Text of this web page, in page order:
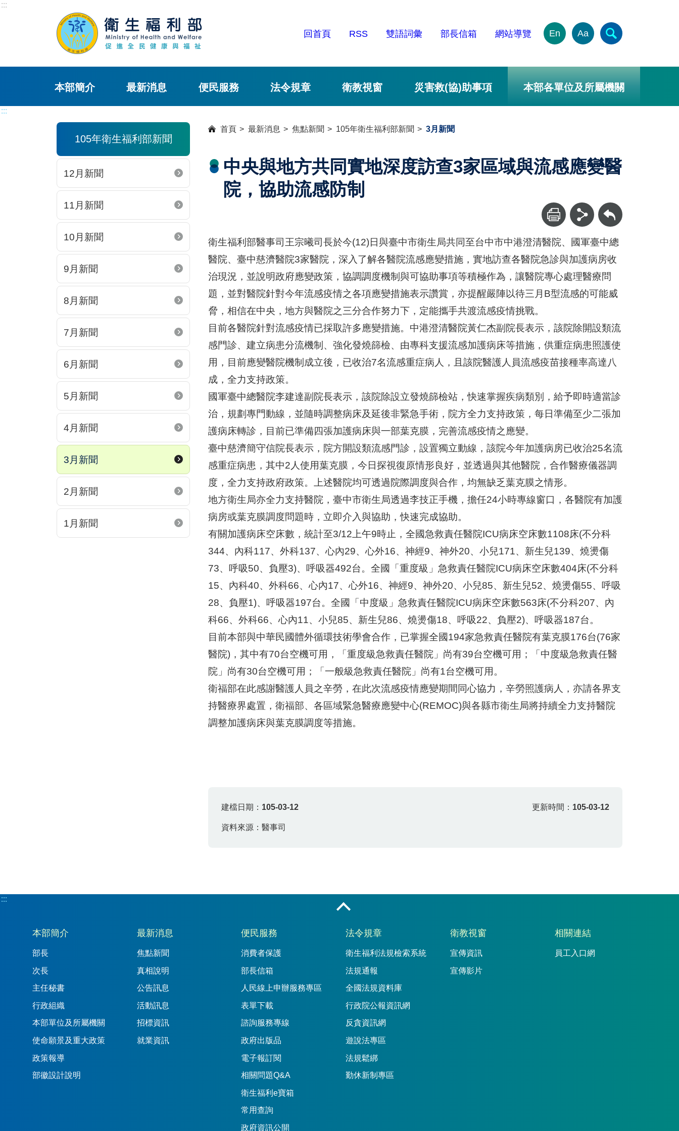
:::
回首頁 RSS 雙語詞彙 部長信箱 網站導覽 En Aa
本部簡介 最新消息 便民服務 法令規章 衛教視窗 災害救(協)助事項 本部各單位及所屬機關
:::
105年衛生福利部新聞
12月新聞
11月新聞
10月新聞
9月新聞
8月新聞
7月新聞
6月新聞
5月新聞
4月新聞
3月新聞
2月新聞
1月新聞
首頁 最新消息 焦點新聞 105年衛生福利部新聞 3月新聞
中央與地方共同實地深度訪查3家區域與流感應變醫
院，協助流感防制
回上一頁
衛生福利部醫事司王宗曦司長於今(12)日與臺中市衛生局共同至台中市中港澄清醫院、國軍臺中總
醫院、臺中慈濟醫院3家醫院，深入了解各醫院流感應變措施，實地訪查各醫院急診與加護病房收
治現況，並說明政府應變政策，協調調度機制與可協助事項等積極作為，讓醫院專心處理醫療問
題，並對醫院針對今年流感疫情之各項應變措施表示讚賞，亦提醒嚴陣以待三月B型流感的可能威
脅，相信在中央，地方與醫院之三分合作努力下，定能攜手共渡流感疫情挑戰。
目前各醫院針對流感疫情已採取許多應變措施。中港澄清醫院黃仁杰副院長表示，該院除開設類流
感門診、建立病患分流機制、強化發燒篩檢、由專科支援流感加護病床等措施，供重症病患照護使
用，目前應變醫院機制成立後，已收治7名流感重症病人，且該院醫護人員流感疫苗接種率高達八
成，全力支持政策。
國軍臺中總醫院李建達副院長表示，該院除設立發燒篩檢站，快速掌握疾病類別，給予即時適當診
治，規劃專門動線，並隨時調整病床及延後非緊急手術，院方全力支持政策，每日準備至少二張加
護病床轉診，目前已準備四張加護病床與一部葉克膜，完善流感疫情之應變。
臺中慈濟簡守信院長表示，院方開設類流感門診，設置獨立動線，該院今年加護病房已收治25名流
感重症病患，其中2人使用葉克膜，今日探視復原情形良好，並透過與其他醫院，合作醫療儀器調
度，全力支持政府政策。上述醫院均可透過院際調度與合作，均無缺乏葉克膜之情形。
地方衛生局亦全力支持醫院，臺中市衛生局透過李技正手機，擔任24小時專線窗口，各醫院有加護
病房或葉克膜調度問題時，立即介入與協助，快速完成協助。
有關加護病床空床數，統計至3/12上午9時止，全國急救責任醫院ICU病床空床數1108床(不分科
344、內科117、外科137、心內29、心外16、神經9、神外20、小兒171、新生兒139、燒燙傷
73、呼吸50、負壓3)、呼吸器492台。全國「重度級」急救責任醫院ICU病床空床數404床(不分科
15、內科40、外科66、心內17、心外16、神經9、神外20、小兒85、新生兒52、燒燙傷55、呼吸
28、負壓1)、呼吸器197台。全國「中度級」急救責任醫院ICU病床空床數563床(不分科207、內
科66、外科66、心內11、小兒85、新生兒86、燒燙傷18、呼吸22、負壓2)、呼吸器187台。
目前本部與中華民國體外循環技術學會合作，已掌握全國194家急救責任醫院有葉克膜176台(76家
醫院)，其中有70台空機可用，「重度級急救責任醫院」尚有39台空機可用；「中度級急救責任醫
院」尚有30台空機可用；「一般級急救責任醫院」尚有1台空機可用。
衛福部在此感謝醫護人員之辛勞，在此次流感疫情應變期間同心協力，辛勞照護病人，亦請各界支
持醫療界處置，衛福部、各區域緊急醫療應變中心(REMOC)與各縣市衛生局將持續全力支持醫院
調整加護病床與葉克膜調度等措施。
建檔日期： 105-03-12 更新時間： 105-03-12
資料來源：醫事司
:::
:::
本部簡介
部長
次長
主任秘書
行政組織
本部單位及所屬機關
使命願景及重大政策
政策報導
部徽設計說明
最新消息
焦點新聞
真相說明
公告訊息
活動訊息
招標資訊
就業資訊
便民服務
消費者保護
部長信箱
人民線上申辦服務專區
表單下載
諮詢服務專線
政府出版品
電子報訂閱
相關問題Q&A
衛生福利e寶箱
常用查詢
政府資訊公開
法令規章
衛生福利法規檢索系統
法規通報
全國法規資料庫
行政院公報資訊網
反貪資訊網
遊說法專區
法規鬆綁
勤休新制專區
衛教視窗
宣傳資訊
宣傳影片
相關連結
員工入口網